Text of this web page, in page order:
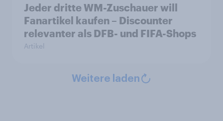
Jeder dritte WM-Zuschauer will
Fanartikel kaufen – Discounter
relevanter als DFB- und FIFA-Shops
Artikel
Weitere laden